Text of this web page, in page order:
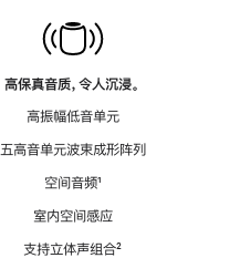
高保真音质，令人沉浸。
高振幅低音单元
五高音单元波束成形阵列
空间音频脚
¹
室内空间感应
支持立体声组合脚
²